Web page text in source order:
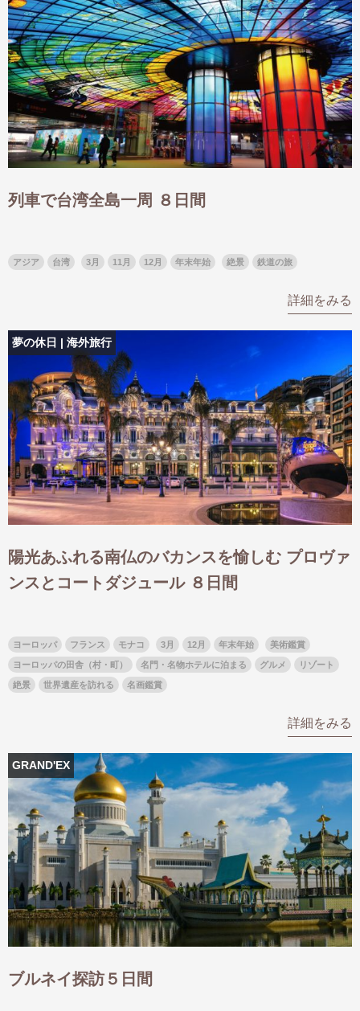
6月
7月 8月
9月
10月
11月
12月
ゴールデンウィーク
お盆・夏休み
年末年始
ブランド
“知究”紀行
GRAND'EX
夢の休日 | 海外旅行
目的・テーマから探す
ヨーロッパの田舎（村・町）
絶景
世界遺産を訪れる
1度は見てみたい遺跡
野生動物に出合う
オーロラ
クルーズ
音楽鑑賞
名画鑑賞
お花・紅葉
鉄道の旅
ハイキング・トレッキング
専任ガイド・講師同行の旅
ラ・プルミエール（エールフランス
航空）
9月
10月 11月
12月
お盆・夏休み
年末年始
ブランド
夢の休日 煌
夢の休日 国内旅行
四季彩紀行
目的・テーマから探す
季節の風景
特別企画
ガンツウ
ななつ星in九州
キング
観光列車
芸術鑑賞（美術、音楽）・講師同行
の旅
列車で台湾全島一周 ８日間
アジア 台湾 3月 11月 12月 年末年始 絶景 鉄道の旅
詳細をみる
夢の休日 | 海外旅行
陽光あふれる南仏のバカンスを愉しむ プロヴァ
ンスとコートダジュール ８日間
ヨーロッパ フランス モナコ 3月 12月 年末年始 美術鑑賞
ヨーロッパの田舎（村・町） 名門・名物ホテルに泊まる グルメ リゾート
絶景 世界遺産を訪れる 名画鑑賞
詳細をみる
GRAND'EX
ブルネイ探訪５日間